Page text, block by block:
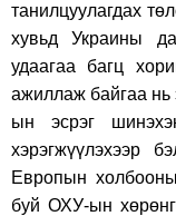
танилцуулагдах
хувьд Украины
удаагаа багц
ажиллаж байгаа
ын эсрэг
хэрэгжүүлэхээр
Европын
буй ОХУ-ын